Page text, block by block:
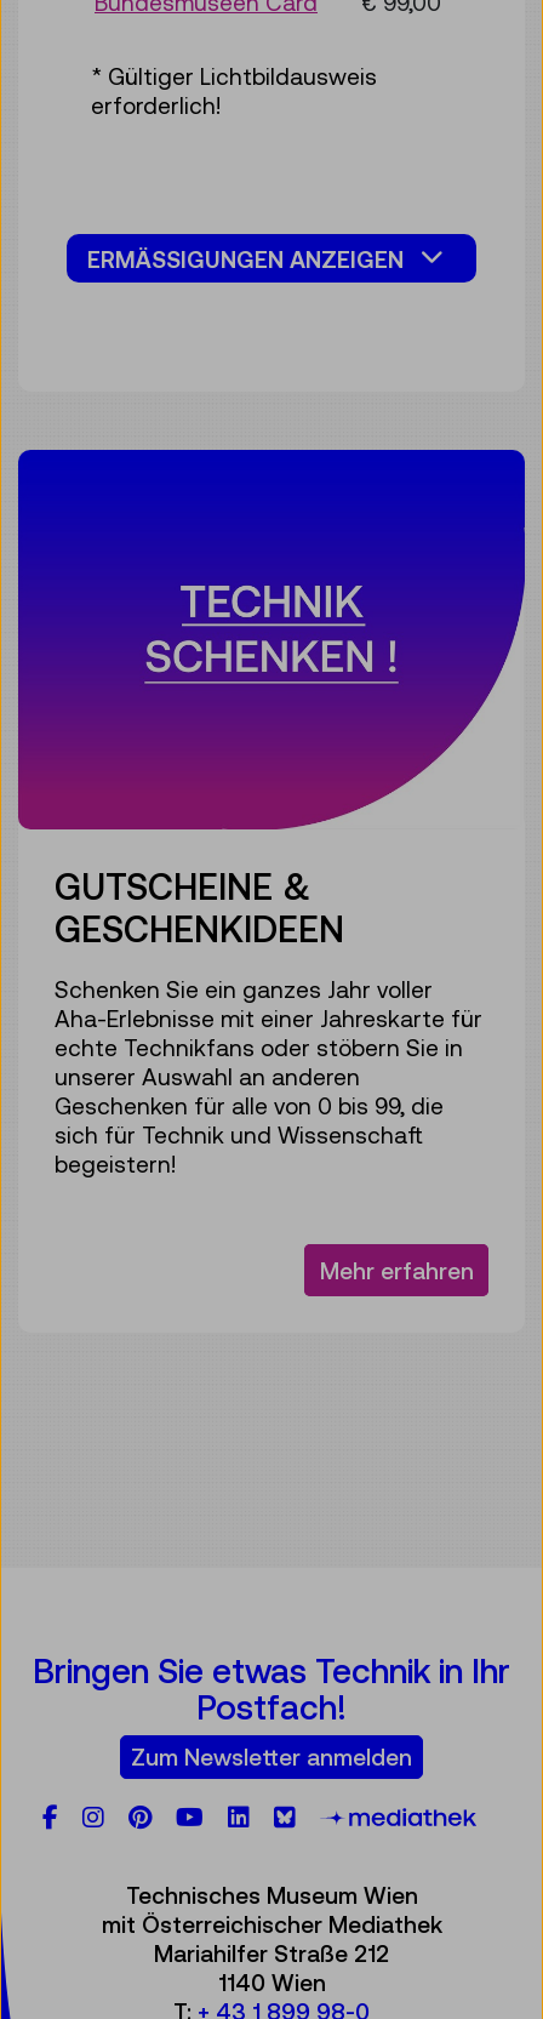
* Gültiger Lichtbildausweis
erforderlich!
ERMÄSSIGUNGEN ANZEIGEN
GUTSCHEINE &
GESCHENKIDEEN
Schenken Sie ein ganzes Jahr voller
Aha-Erlebnisse mit einer Jahreskarte für
echte Technikfans oder stöbern Sie in
unserer Auswahl an anderen
Geschenken für alle von 0 bis 99, die
sich für Technik und Wissenschaft
begeistern!
Mehr erfahren
Bringen Sie etwas Technik in Ihr
Postfach!
Zum Newsletter anmelden
Facebook
Instagram
Pinterest
YouTube
LinkedIn
Bluesky
Technisches Museum Wien
mit Österreichischer Mediathek
Mariahilfer Straße 212
1140 Wien
T: + 43 1 899 98-0